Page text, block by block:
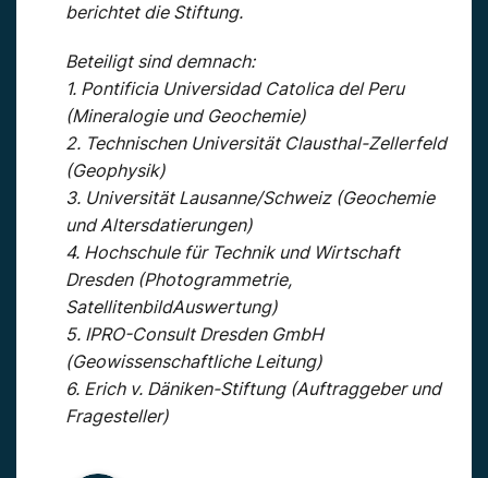
berichtet die Stiftung.
Beteiligt sind demnach:
1. Pontificia Universidad Catolica del Peru
(Mineralogie und Geochemie)
2. Technischen Universität Clausthal-Zellerfeld
(Geophysik)
3. Universität Lausanne/Schweiz (Geochemie
und Altersdatierungen)
4. Hochschule für Technik und Wirtschaft
Dresden (Photogrammetrie,
SatellitenbildAuswertung)
5. IPRO-Consult Dresden GmbH
(Geowissenschaftliche Leitung)
6. Erich v. Däniken-Stiftung (Auftraggeber und
Fragesteller)